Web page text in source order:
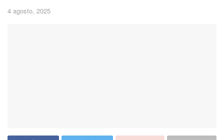
4 agosto, 2025